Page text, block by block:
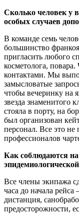
Сколько человек у
особых случаев
В команде семь
большинство
пригласить любого
косметолога,
контактами. Мы
замысловатые
чтобы вечеринку на
звезда знаменитого
стояла в порту, на
был организован
персонал. Все это не
профессионалов
Как соблюдаются
Все члены экипажа
часа до начала
дистанция,
предосторожности,